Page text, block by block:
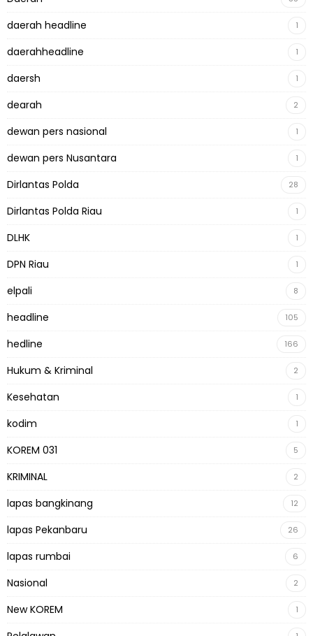
daerah headline 1
daerahheadline 1
daersh 1
dearah 2
dewan pers nasional 1
dewan pers Nusantara 1
Dirlantas Polda 28
Dirlantas Polda Riau 1
DLHK 1
DPN Riau 1
elpali 8
headline 105
hedline 166
Hukum & Kriminal 2
Kesehatan 1
kodim 1
KOREM 031 5
KRIMINAL 2
lapas bangkinang 12
lapas Pekanbaru 26
lapas rumbai 6
Nasional 2
New KOREM 1